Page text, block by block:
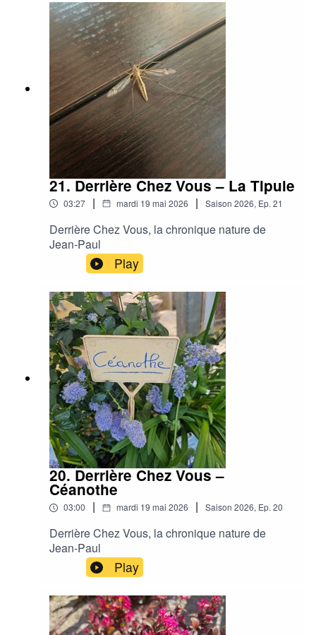
21. Derrière Chez Vous – La Tipule
03:27 | mardi 19 mai 2026 | Saison 2026, Ep. 21
Derrière Chez Vous, la chronique nature de
Jean-Paul
Play
20. Derrière Chez Vous –
Céanothe
03:00 | mardi 19 mai 2026 | Saison 2026, Ep. 20
Derrière Chez Vous, la chronique nature de
Jean-Paul
Play